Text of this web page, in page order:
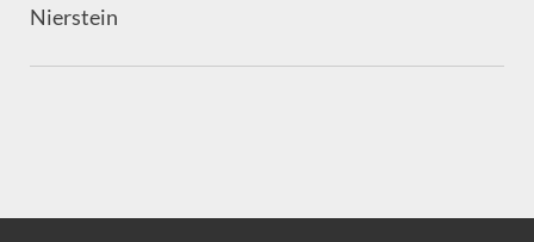
Nierstein